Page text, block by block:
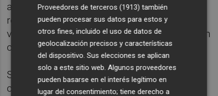
aprovechando todo lo posible las
recuperaciones y la situación de portería
vacía de las centroeuropeas, que ya se vieron
con un imposible 21-12 en contra.
Si Silvia Navarro fue clave en eso de echar el
cerrojo en su portería, su compañera
Proveedores de terceros (1913) también
pueden procesar sus datos para estos y
otros fines, incluido el uso de datos de
geolocalización precisos y características
del dispositivo. Sus elecciones se aplican
solo a este sitio web. Algunos proveedores
pueden basarse en el interés legítimo en
lugar del consentimiento; tiene derecho a